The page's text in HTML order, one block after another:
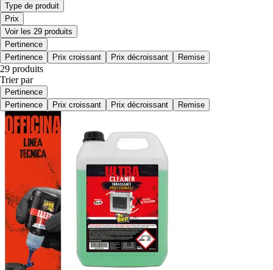
Type de produit
Prix
Voir les 29 produits
Pertinence
Pertinence
Prix croissant Prix décroissant Remise
29 produits
Trier par
Pertinence
Pertinence
Prix croissant Prix décroissant Remise